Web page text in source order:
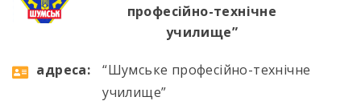
професійно-технічне
училище”
aдресa:
“Шумське професійно-технічне
училище”